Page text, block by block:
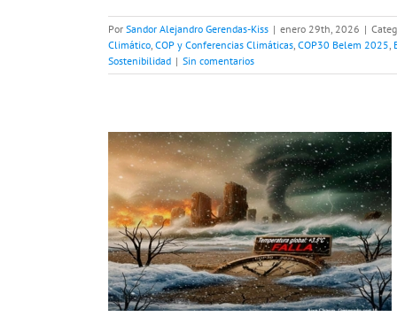
Por Sandor Alejandro Gerendas-Kiss | enero 29th, 2026 |
Climático, COP y Conferencias Climáticas, COP30 Belem 2025,
Sostenibilidad | Sin comentarios